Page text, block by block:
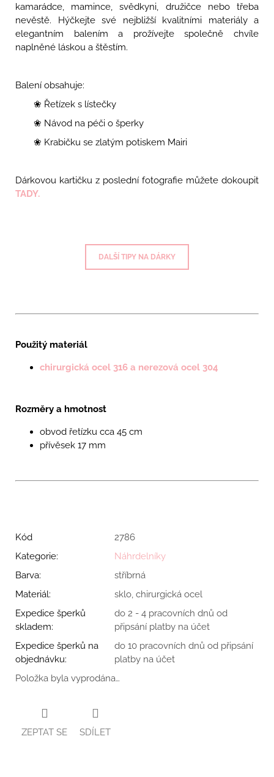
kamarádce, mamince, svědkyni, družičce nebo třeba
nevěstě. Hýčkejte své nejbližší kvalitními materiály a
elegantním balením a prožívejte společně chvíle
naplněné láskou a štěstím.
Balení obsahuje:
❀ Řetízek s lístečky
❀ Návod na péči o šperky
❀ Krabičku se zlatým potiskem Mairi
Dárkovou kartičku z poslední fotografie můžete dokoupit
TADY.
DALŠÍ TIPY NA DÁRKY
Použitý materiál
chirurgická ocel 316 a nerezová ocel 304
Rozměry a hmotnost
obvod řetízku cca 45 cm
přívěsek 17 mm
Kód
2786
Kategorie:
Náhrdelníky
Barva:
stříbrná
Materiál:
sklo, chirurgická ocel
Expedice šperků
skladem:
do 2 - 4 pracovních dnů od
připsání platby na účet
Expedice šperků na
objednávku:
do 10 pracovních dnů od připsání
platby na účet
Položka byla vyprodána…
ZEPTAT SE SDÍLET